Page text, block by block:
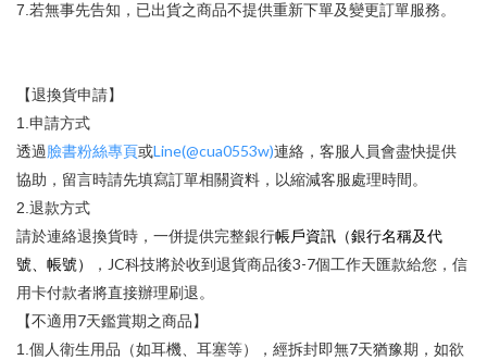
7.若無事先告知，已出貨之商品不提供重新下單及變更訂單服務。
【退換貨申請】
1.申請方式
透過臉書粉絲專頁或Line(@cua0553w)連絡，客服人員會盡快提供
協助，留言時請先填寫訂單相關資料，以縮減客服處理時間。
2.退款方式
請於連絡退換貨時，一併提供完整銀行帳戶資訊（銀行名稱及代
號、帳號）
， JC科技將於收到退貨商品後3-7個工作天匯款給您，信
用卡付款者將直接辦理刷退。
【不適用7天鑑賞期之商品】
1.個人衛生用品（如耳機、耳塞等），經拆封即無7天猶豫期，如欲